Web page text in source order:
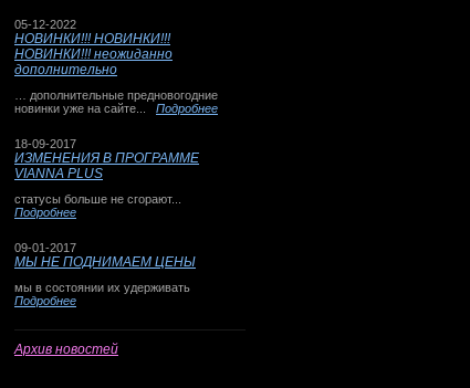
05-12-2022
НОВИНКИ!!! НОВИНКИ!!!
НОВИНКИ!!! неожиданно
дополнительно
… дополнительные предновогодние
новинки уже на сайте... Подробнее
18-09-2017
ИЗМЕНЕНИЯ В ПРОГРАММЕ
VIANNA PLUS
статусы больше не сгорают...
Подробнее
09-01-2017
МЫ НЕ ПОДНИМАЕМ ЦЕНЫ
мы в состоянии их удерживать
Подробнее
Архив новостей